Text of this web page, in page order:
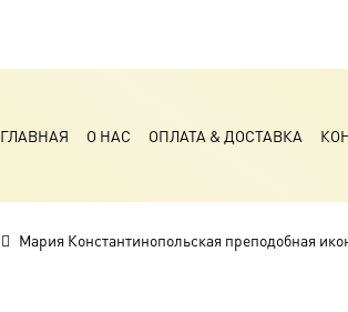
ГЛАВНАЯ О НАС ОПЛАТА & ДОСТАВКА
Мария Константинопольская преподобная